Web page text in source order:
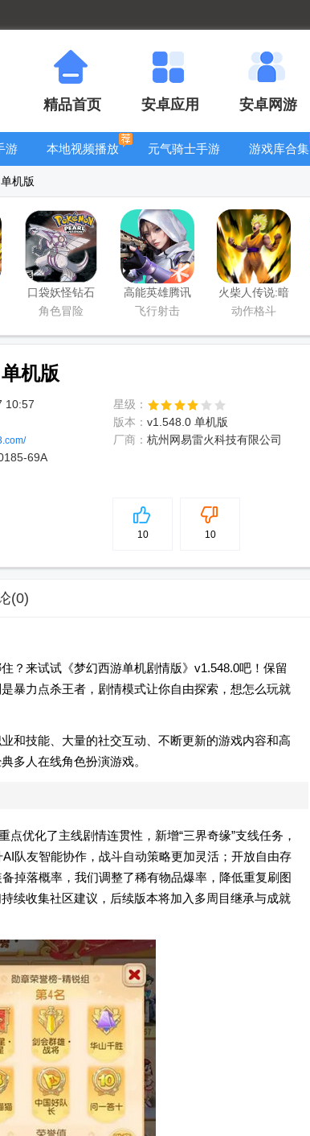
精品首页 安卓应用 安卓网游
游
本地视频播放
元气骑士手游
游戏库合集
机版
口袋妖怪钻石
游戏移植版
角色冒险
高能英雄腾讯
版
飞行射击
火柴人传说:暗
影战争手游版
动作格斗
机版
10:57
星级：
版本： v1.548.0 单机版
厂商： 杭州网易雷火科技有限公司
69A
5
10 10
(0)
？来试试《梦幻西游单机剧情版》v1.548.0吧！保留
暴力点杀王者，剧情模式让你自由探索，想怎么玩就
和技能、大量的社交互动、不断更新的游戏内容和高
多人在线角色扮演游戏。
优化了主线剧情连贯性，新增“三界奇缘”支线任务，
队友智能协作，战斗自动策略更加灵活；开放自由存
掉落概率，我们调整了稀有物品爆率，降低重复刷图
续收集社区建议，后续版本将加入多周目继承与成就